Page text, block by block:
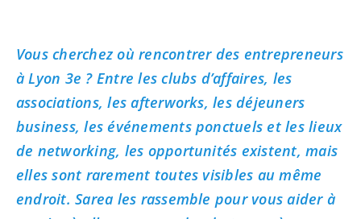
Vous cherchez où rencontrer des entrepreneurs
à Lyon 3e ? Entre les clubs d’affaires, les
associations, les afterworks, les déjeuners
business, les événements ponctuels et les lieux
de networking, les opportunités existent, mais
elles sont rarement toutes visibles au même
endroit. Sarea les rassemble pour vous aider à